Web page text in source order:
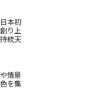
本初
り上
統天
情景
を集